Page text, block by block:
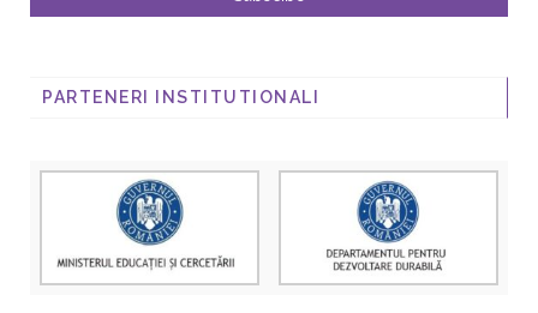
PARTENERI INSTITUTIONALI